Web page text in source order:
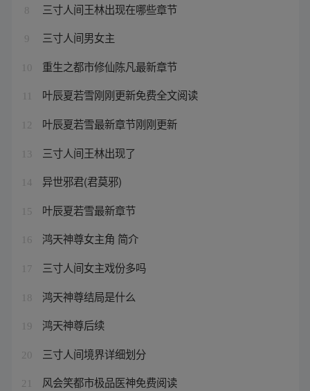
8 三寸人间王林出现在哪些章节
9 三寸人间男女主
10 重生之都市修仙陈凡最新章节
叶辰夏若雪刚刚更新免费全文阅读
12 叶辰夏若雪最新章节刚刚更新
13 三寸人间王林出现了
14 异世邪君(君莫邪)
15 叶辰夏若雪最新章节
16 鸿天神尊女主角 简介
17 三寸人间女主戏份多吗
18 鸿天神尊结局是什么
19 鸿天神尊后续
20 三寸人间境界详细划分
21 风会笑都市极品医神免费阅读